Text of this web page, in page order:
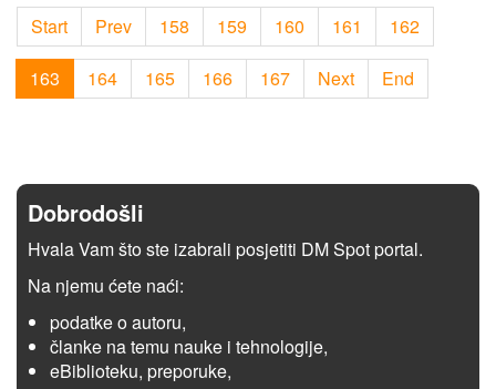
Start Prev 158 159 160 161 162
163 164 165 166 167 Next End
Dobrodošli
Hvala Vam što ste izabrali posjetiti DM Spot portal.
Na njemu ćete naći:
podatke o autoru,
članke na temu nauke i tehnologije,
eBiblioteku, preporuke,